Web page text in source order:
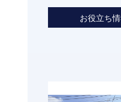
お役立ち